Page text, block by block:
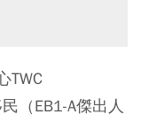
TWC
（EB1-A傑出人